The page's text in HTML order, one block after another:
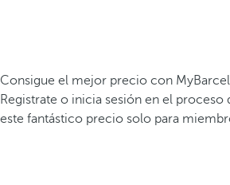
Consigue el mejor precio con
Registrate o inicia sesión en el
este fantástico precio solo para